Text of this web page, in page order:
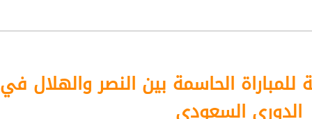
للمباراة الحاسمة بين النصر والهلال في
الدوري السعودي